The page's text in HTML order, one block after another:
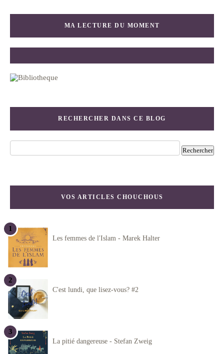
MA LECTURE DU MOMENT
RECHERCHER DANS CE BLOG
VOS ARTICLES CHOUCHOUS
Les femmes de l'Islam - Marek Halter
C'est lundi, que lisez-vous? #2
La pitié dangereuse - Stefan Zweig